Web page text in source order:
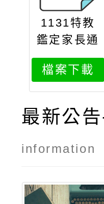
1131特教
鑑定家長通
知單
檔案下載
最新公
information